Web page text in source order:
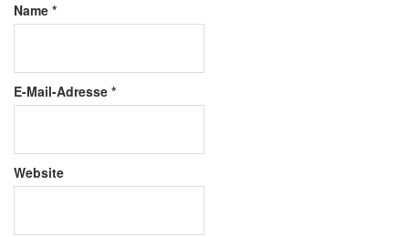
Name *
E-Mail-Adresse *
Website